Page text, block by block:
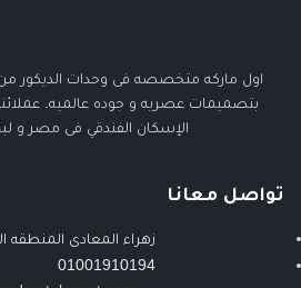
اول ماركه متخصصه فى وحدات الديكور
بتصميمات عصريه و جوده عالميه. عملائنا
الإسكان الفندقي فى مصر و
تواصل معانا
زهراء المعادى المنطقه
01001910194